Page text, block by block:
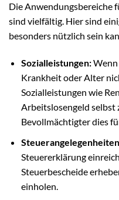
Die Anwendungsbereiche
sind vielfältig. Hier sind
besonders nützlich sein
Sozialleistungen:Wenn
Krankheit oder Alter
Sozialleistungen wie
Arbeitslosengeld selbst
Bevollmächtigter dies
Steuererklärung
Steuerbescheide
einholen.